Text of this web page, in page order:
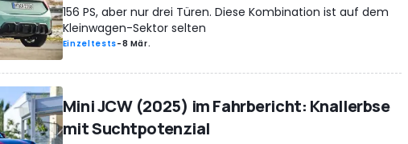
156 PS, aber nur drei Türen. Diese Kombination ist auf dem
Kleinwagen-Sektor selten
Einzeltests-8 Mär.
Mini JCW (2025) im Fahrbericht: Knallerbse
mit Suchtpotenzial